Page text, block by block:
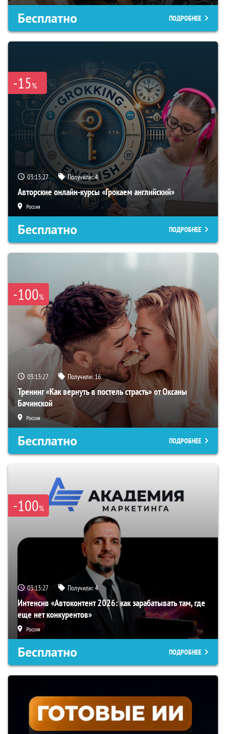
Бесплатно ПОДРОБНЕЕ
-15%
03:13:26 Получили:4
Авторские онлайн-курсы «Грокаем английский»
Россия
Бесплатно ПОДРОБНЕЕ
-100%
03:13:26 Получили:16
Тренинг «Как вернуть в постель страсть» от Оксаны
Бачинской
Россия
Бесплатно ПОДРОБНЕЕ
-100%
03:13:26 Получили:4
Интенсив «Автоконтент 2026: как зарабатывать там, где
еще нет конкурентов»
Россия
Бесплатно ПОДРОБНЕЕ